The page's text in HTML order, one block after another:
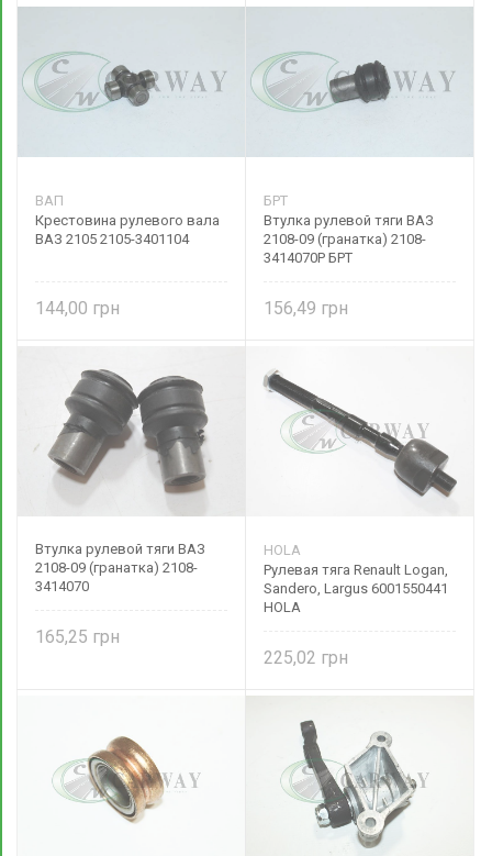
ВАП
Крестовина рулевого вала
ВАЗ 2105 2105-3401104
144,00
БРТ
Втулка рулевой тяги ВАЗ
2108-09 (гранатка) 2108-
3414070Р БРТ
156,49
Втулка рулевой тяги ВАЗ
2108-09 (гранатка) 2108-
3414070
165,25
HOLA
Рулевая тяга Renault Logan,
Sandero, Largus 6001550441
HOLA
225,02